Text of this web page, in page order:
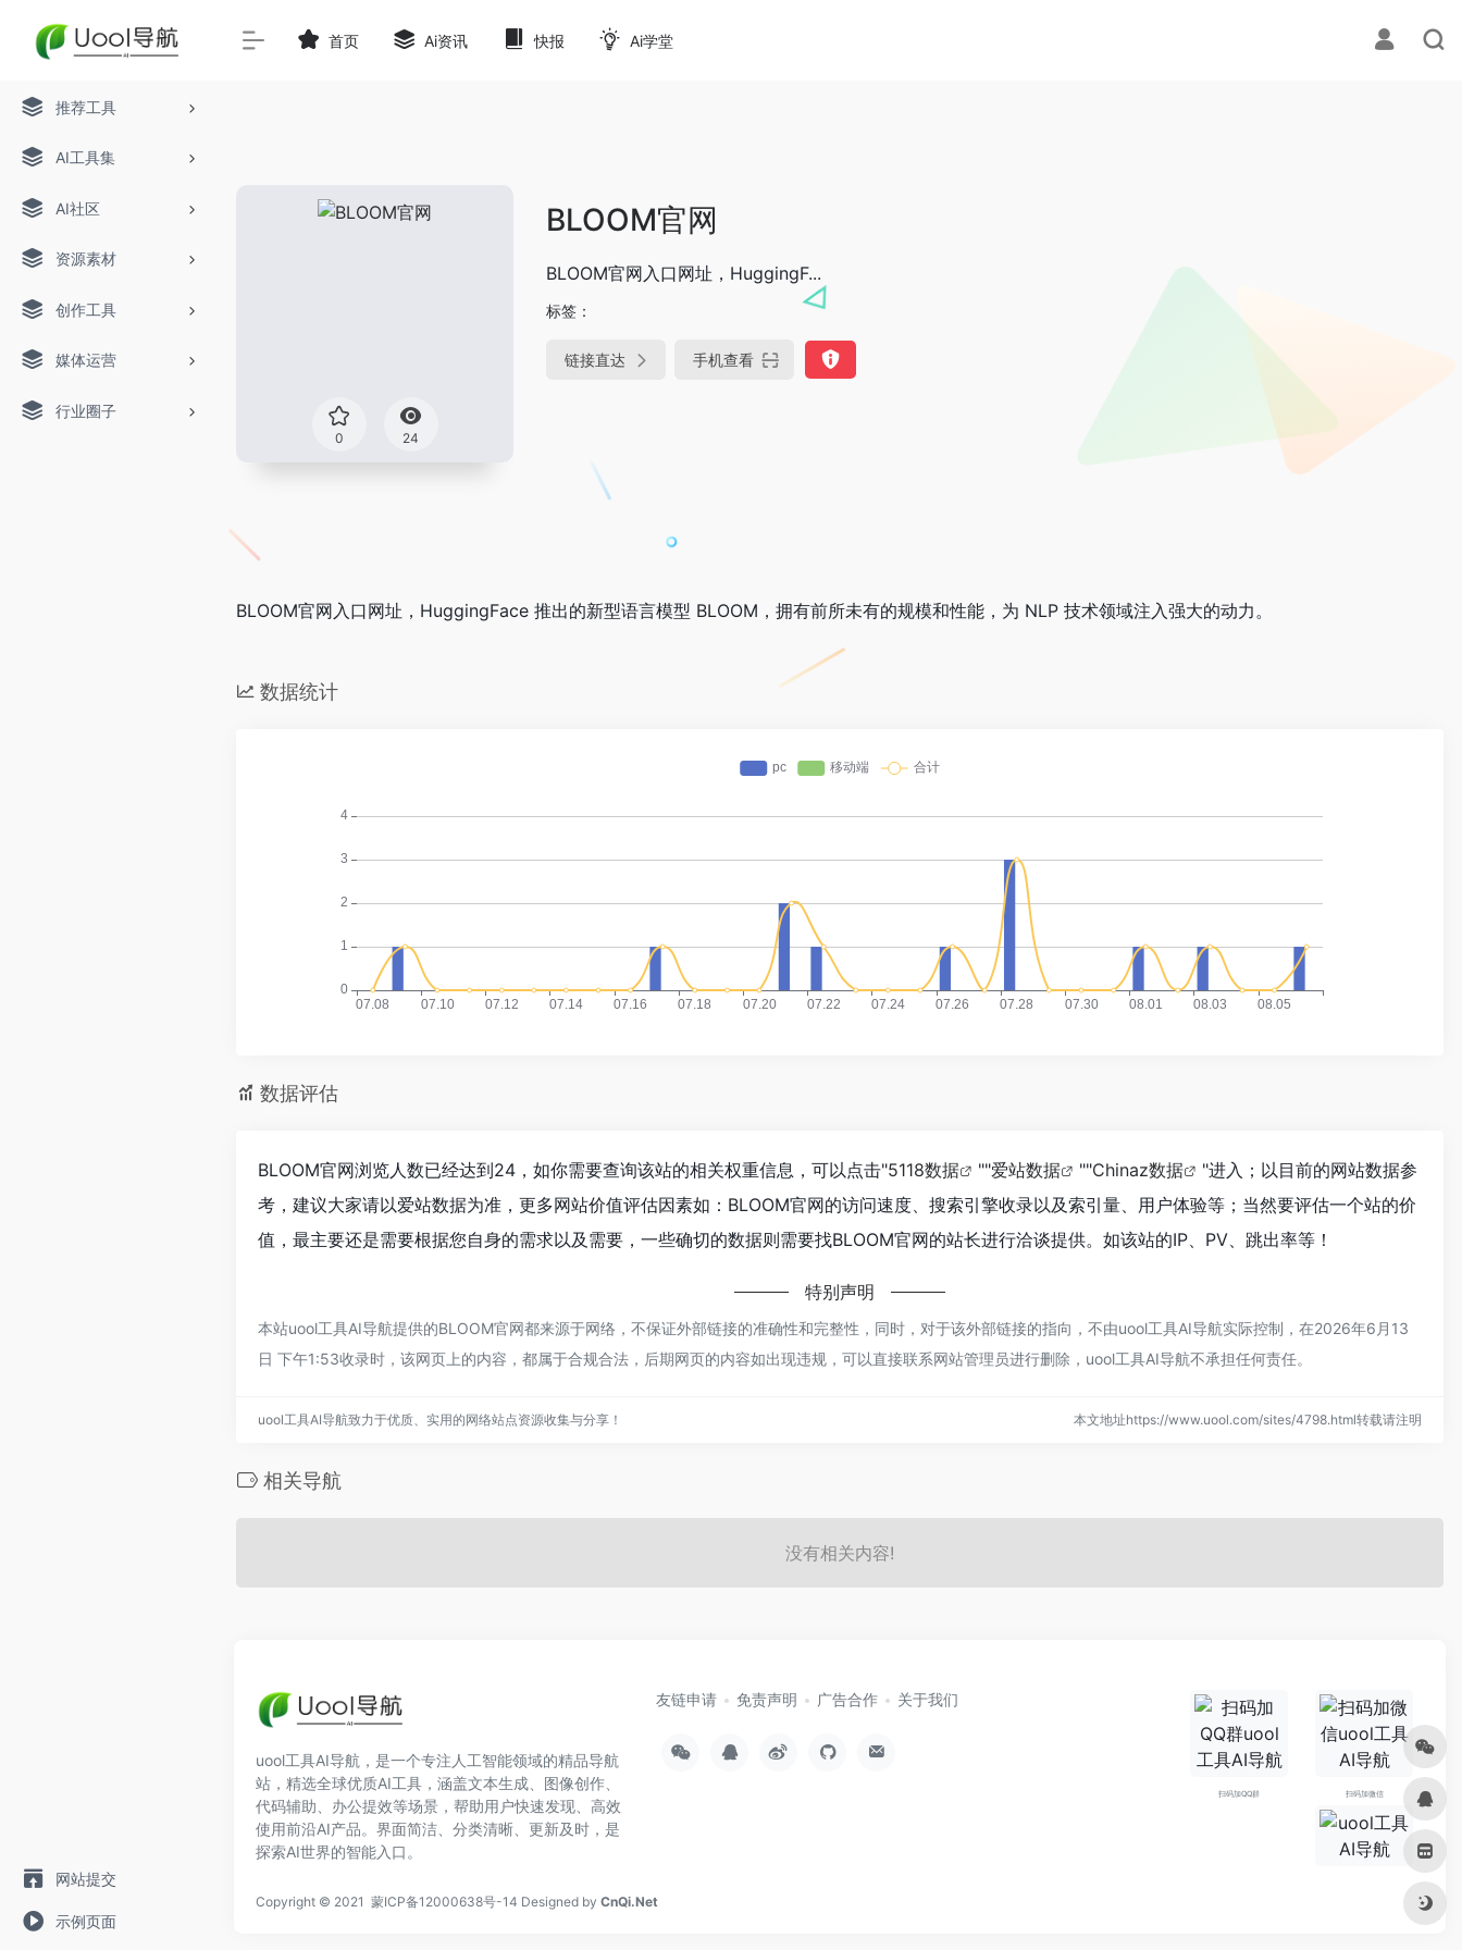
推荐工具
AI工具集
AI社区
资源素材
创作工具
媒体运营
行业圈子
网站提交
示例页面
首页 Ai资讯 快报 Ai学堂
0 24
BLOOM官网
BLOOM官网入口网址，HuggingF...
标签：
链接直达 手机查看
BLOOM官网入口网址，HuggingFace 推出的新型语言模型 BLOOM，拥有前所未有的规模和性能，为 NLP 技术领域注入强大的动力。
数据统计
数据评估
BLOOM官网浏览人数已经达到24，如你需要查询该站的相关权重信息，可以点击"5118数据 ""爱站数据 ""Chinaz数据
"进入；以目前的网站数据参
考，建议大家请以爱站数据为准，更多网站价值评估因素如：BLOOM官网的访问速度、搜索引擎收录以及索引量、用户体验等；当然要评估一个站的价
值，最主要还是需要根据您自身的需求以及需要，一些确切的数据则需要找BLOOM官网的站长进行洽谈提供。如该站的IP、PV、跳出率等！
特别声明
本站uool工具AI导航提供的BLOOM官网都来源于网络，不保证外部链接的准确性和完整性，同时，对于该外部链接的指向，不由uool工具AI导航实际控制，在2026年6月13
日 下午1:53收录时，该网页上的内容，都属于合规合法，后期网页的内容如出现违规，可以直接联系网站管理员进行删除，uool工具AI导航不承担任何责任。
uool工具AI导航致力于优质、实用的网络站点资源收集与分享！ 本文地址https://www.uool.com/sites/4798.html转载请注明
相关导航
没有相关内容!
uool工具AI导航，是一个专注人工智能领域的精品导航
站，精选全球优质AI工具，涵盖文本生成、图像创作、
代码辅助、办公提效等场景，帮助用户快速发现、高效
使用前沿AI产品。界面简洁、分类清晰、更新及时，是
探索AI世界的智能入口。
友链申请 免责声明 广告合作 关于我们
扫码加QQ群 扫码加微信
Copyright © 2021 蒙ICP备12000638号-14 Designed by CnQi.Net